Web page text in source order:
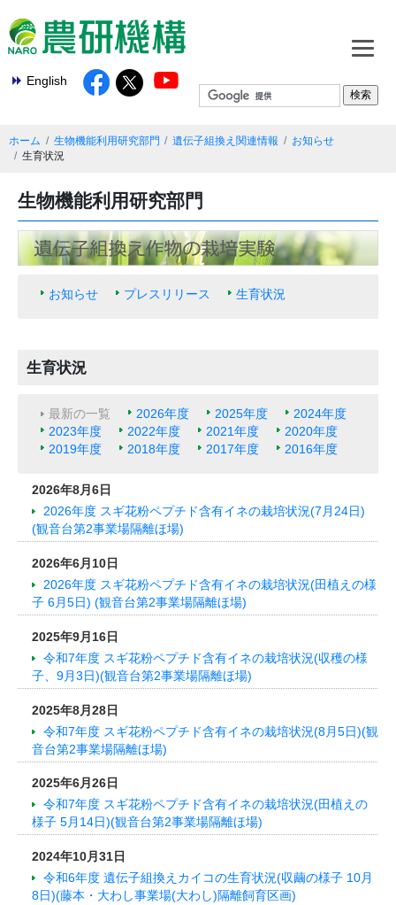
English
ホーム 生物機能利用研究部門 遺伝子組換え関連情報
お知らせ
生育状況
生物機能利用研究部門
お知らせ プレスリリース 生育状況
生育状況
最新の一覧 2026年度 2025年度
2024年度
2023年度
2022年度 2021年度
2020年度
2019年度
2018年度 2017年度 2016年度
2026年8月6日
2026年度 スギ花粉ペプチド含有イネの栽培状況(7月24日)
(観音台第2事業場隔離ほ場)
2026年6月10日
2026年度 スギ花粉ペプチド含有イネの栽培状況(田植えの様
子 6月5日) (観音台第2事業場隔離ほ場)
2025年9月16日
令和7年度 スギ花粉ペプチド含有イネの栽培状況(収穫の様
子、9月3日)(観音台第2事業場隔離ほ場)
2025年8月28日
令和7年度 スギ花粉ペプチド含有イネの栽培状況(8月5日)(観
音台第2事業場隔離ほ場)
2025年6月26日
令和7年度 スギ花粉ペプチド含有イネの栽培状況(田植えの
様子 5月14日)(観音台第2事業場隔離ほ場)
2024年10月31日
令和6年度 遺伝子組換えカイコの生育状況(収繭の様子 10月
8日)(藤本・大わし事業場(大わし)隔離飼育区画)